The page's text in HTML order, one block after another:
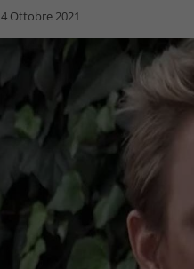
4 Ottobre 2021